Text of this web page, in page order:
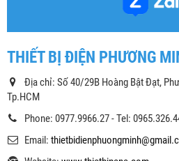
THIẾT BỊ ĐIỆN PHƯƠNG
Địa chỉ: Số 40/29B Hoàng Bật Đạt,
Tp.HCM
Phone: 0977.9966.27 - Tel:
Email: